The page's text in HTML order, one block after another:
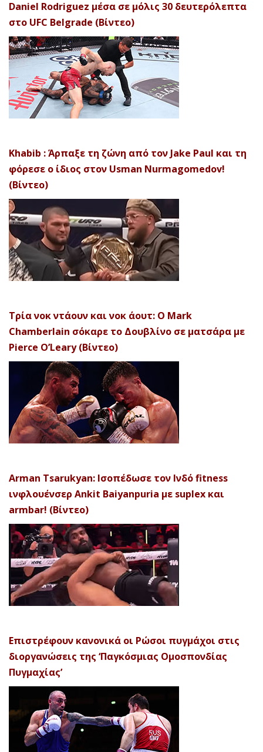
Daniel Rodriguez μέσα σε μόλις 30 δευτερόλεπτα
στο UFC Belgrade (Βίντεο)
Khabib : Άρπαξε τη ζώνη από τον Jake Paul και τη
φόρεσε ο ίδιος στον Usman Nurmagomedov!
(Βίντεο)
Τρία νοκ ντάουν και νοκ άουτ: Ο Mark
Chamberlain σόκαρε το Δουβλίνο σε ματσάρα με
Pierce O’Leary (Βίντεο)
Arman Tsarukyan: Ισοπέδωσε τον Ινδό fitness
ινφλουένσερ Ankit Baiyanpuria με suplex και
armbar! (Βίντεο)
Επιστρέφουν κανονικά οι Ρώσοι πυγμάχοι στις
διοργανώσεις της ‘Παγκόσμιας Ομοσπονδίας
Πυγμαχίας’